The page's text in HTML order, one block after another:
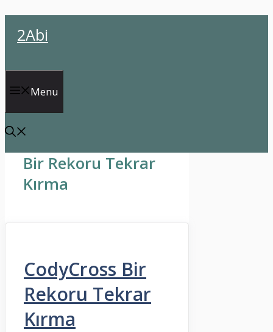
atla2Abi
Menu
Bir Rekoru Tekrar
Kırma
CodyCross Bir
Rekoru Tekrar
Kırma